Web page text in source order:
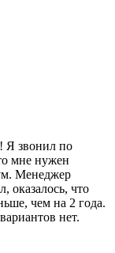
Я звонил по
мне нужен
Менеджер
оказалось, что
чем на 2 года.
нет.